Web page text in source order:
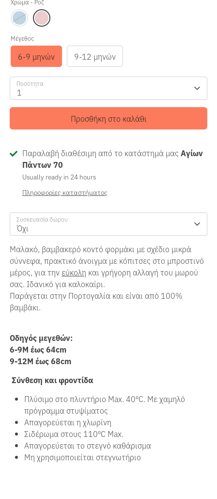
Μέγεθος
6-9 μηνών 9-12 μηνών
Ποσότητα
1
Προσθήκη στο καλάθι
Παραλαβή διαθέσιμη από το κατάστημά μας Αγίων
Πάντων 70
Usually ready in 24 hours
Πληροφορίες καταστήματος
Συσκευασία δώρου
Όχι
Μαλακό, βαμβακερό κοντό φορμάκι με σχέδιο μικρά
σύννεφα, πρακτικό άνοιγμα με κόπιτσες στο μπροστινό
μέρος, για την εύκολη και γρήγορη αλλαγή του μωρού
σας. Ιδανικό για καλοκαίρι.
Παράγεται στην Πορτογαλία και είναι από 100%
βαμβάκι.
Οδηγός μεγεθών:
6-9M έως 64cm
9-12M έως 68cm
Σύνθεση και φροντίδα
Πλύσιμο στο πλυντήριο Max. 40ºC. Με χαμηλό
πρόγραμμα στυψίματος
Απαγορεύεται η χλωρίνη
Σιδέρωμα στους 110ºC Max.
Απαγορεύεται το στεγνό καθάρισμα
Μη χρησιμοποιείται στεγνωτήριο